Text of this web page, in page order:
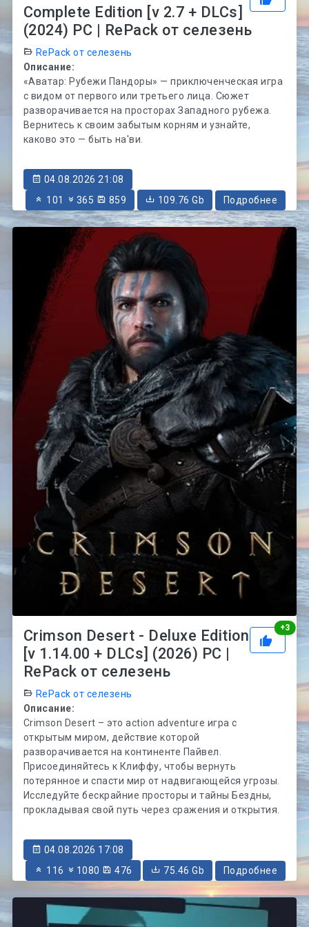
Complete Edition [v 2.7 + DLCs]
(2024) PC | RePack от селезень
RePack от селезень
Описание:
«Аватар: Рубежи Пандоры» — приключенческая игра
с видом от первого или третьего лица. Сюжет
разворачивается на просторах Западного рубежа.
Вернитесь к своим забытым корням и узнайте,
каково это — быть на'ви.
04.08.2026 21:08
101
365 859 109.76 Gb Подробнее
+3
Crimson Desert - Deluxe Edition
[v 1.14.00 + DLCs] (2026) PC |
RePack от селезень
RePack от селезень
Описание:
Crimson Desert – это action adventure игра с
открытым миром, действие которой
разворачивается на континенте Пайвел.
Присоединяйтесь к Клиффу, чтобы вернуть
потерянное и спасти мир от надвигающейся угрозы.
Исследуйте бескрайние просторы и тайны Бездны,
прокладывая свой путь через сражения и открытия.
04.08.2026 17:08
116
1080 476 75.46 Gb Подробнее